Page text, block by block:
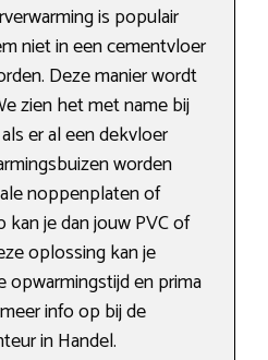
is populair
niet in een cementvloer
Deze manier wordt
zien het met name bij
er al een dekvloer
worden
noppenplaten of
je dan jouw PVC of
oplossing kan je
en prima
info op bij de
in Handel.